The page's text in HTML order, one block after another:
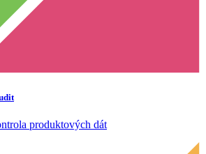
produktových dát